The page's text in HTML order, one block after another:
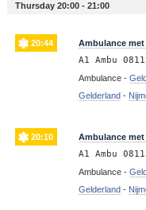
Thursday 20:00 - 21:00
20:44 Ambulance
A1 Ambu
Ambulance -
Gelderland-
20:10 Ambulance
A1 Ambu
Ambulance -
Gelderland-